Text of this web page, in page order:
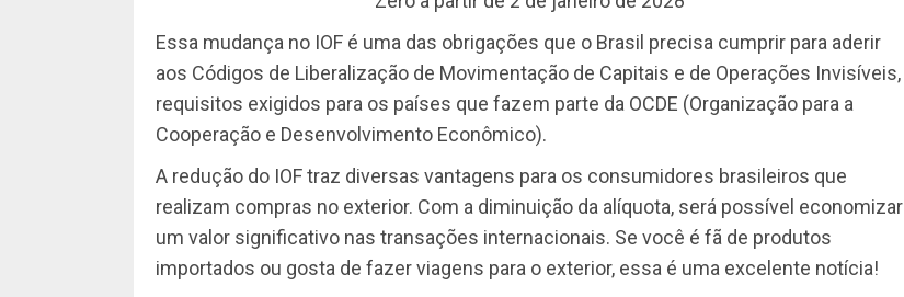
Essa mudança no IOF é uma das obrigações que o Brasil precisa cumprir para aderir
aos Códigos de Liberalização de Movimentação de Capitais e de Operações Invisíveis,
requisitos exigidos para os países que fazem parte da OCDE (Organização para a
Cooperação e Desenvolvimento Econômico).
A redução do IOF traz diversas vantagens para os consumidores brasileiros que
realizam compras no exterior. Com a diminuição da alíquota, será possível economizar
um valor significativo nas transações internacionais. Se você é fã de produtos
importados ou gosta de fazer viagens para o exterior, essa é uma excelente notícia!